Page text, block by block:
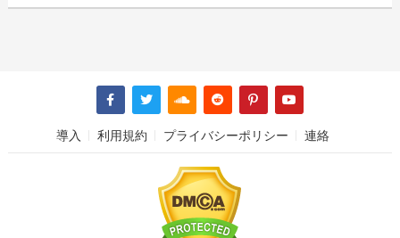
導入 利用規約 プライバシーポリシー 連絡